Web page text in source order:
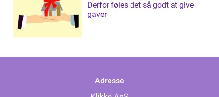
Derfor føles det så godt at give
gaver
Adresse